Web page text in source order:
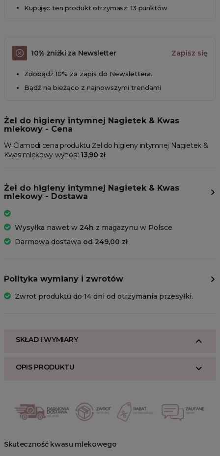
Kupując ten produkt otrzymasz: 13 punktów
10% zniżki za Newsletter Zapisz się
Zdobądź 10% za zapis do Newslettera.
Bądź na bieżąco z najnowszymi trendami
Żel do higieny intymnej Nagietek & Kwas
mlekowy - Cena
W Clamodi cena produktu Żel do higieny intymnej Nagietek &
Kwas mlekowy wynosi: 13,90 zł
Żel do higieny intymnej Nagietek & Kwas
mlekowy - Dostawa
Wysyłka nawet w 24h z magazynu w Polsce
Darmowa dostawa od 249,00 zł
Polityka wymiany i zwrotów
Zwrot produktu do 14 dni od otrzymania przesyłki.
SKŁAD I WYMIARY
OPIS PRODUKTU
Skuteczność kwasu mlekowego